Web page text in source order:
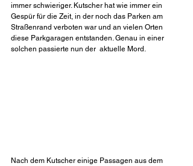
immer schwieriger. Kutscher hat wie immer ein
Gespür für die Zeit, in der noch das Parken am
Straßenrand verboten war und an vielen Orten
diese Parkgaragen entstanden. Genau in einer
solchen passierte nun der  aktuelle Mord.
Nach dem Kutscher einige Passagen aus dem